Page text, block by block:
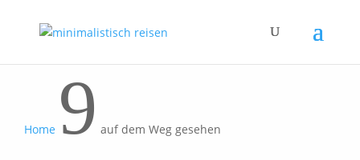
Home 9 auf dem Weg gesehen